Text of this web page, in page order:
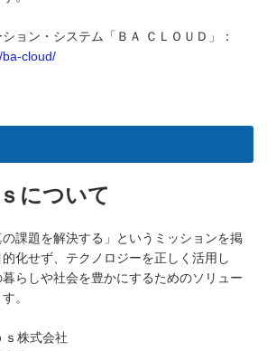
ョン・システム「ＢＡ ＣＬＯＵＤ」：
ba-cloud/
について
課題を解決する」というミッションを掲
化せず、テクノロジーを正しく活用し
らしや社会を豊かにするためのソリュー
。
株式会社